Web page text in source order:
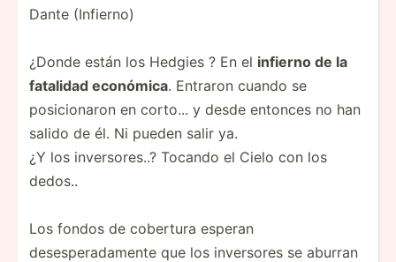
Dante (Infierno)
¿Donde están los Hedgies ? En el infierno de la
fatalidad económica. Entraron cuando se
posicionaron en corto... y desde entonces no han
salido de él. Ni pueden salir ya.
¿Y los inversores..? Tocando el Cielo con los
dedos..
Los fondos de cobertura esperan
desesperadamente que los inversores se aburran